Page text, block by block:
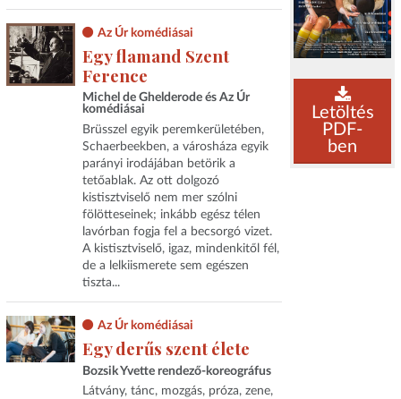
Letöltés
PDF-
ben
Az Úr komédiásai
Egy flamand Szent
Ference
Michel de Ghelderode és Az Úr
komédiásai
Brüsszel egyik peremkerületében,
Schaerbeekben, a városháza egyik
parányi irodájában betörik a
tetőablak. Az ott dolgozó
kistisztviselő nem mer szólni
fölötteseinek; inkább egész télen
lavórban fogja fel a becsorgó vizet.
A kistisztviselő, igaz, mindenkitől fél,
de a lelkiismerete sem egészen
tiszta...
Az Úr komédiásai
Egy derűs szent élete
Bozsik Yvette rendező-koreográfus
Látvány, tánc, mozgás, próza, zene,